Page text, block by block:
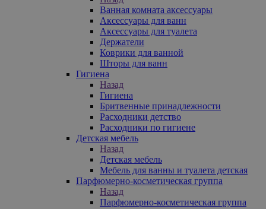
Ванная комната аксессуары
Аксессуары для ванн
Аксессуары для туалета
Держатели
Коврики для ванной
Шторы для ванн
Гигиена
Назад
Гигиена
Бритвенные принадлежности
Расходники детство
Расходники по гигиене
Детская мебель
Назад
Детская мебель
Мебель для ванны и туалета детская
Парфюмерно-косметическая группа
Назад
Парфюмерно-косметическая группа